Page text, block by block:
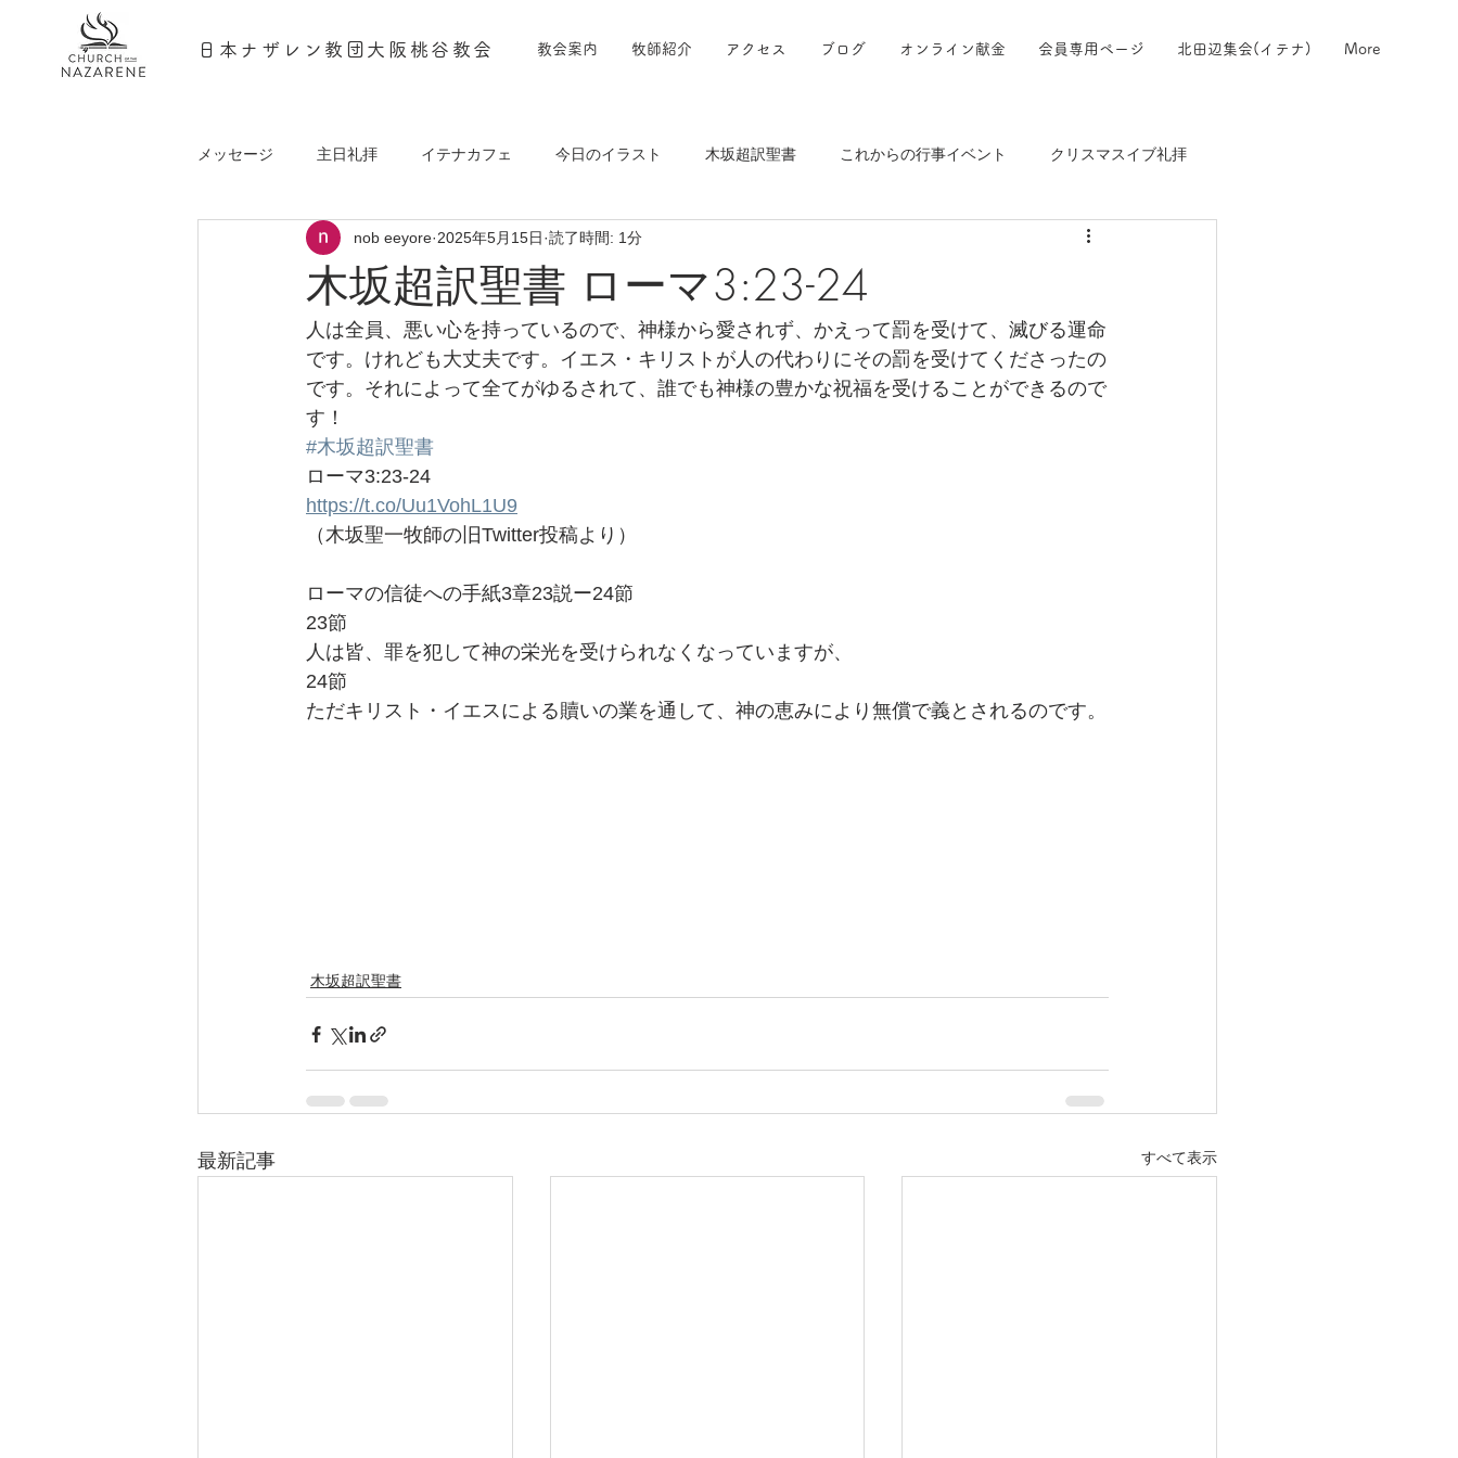
教会案内 牧師紹介 アクセス ブログ オンライン献金 会員専用ページ 北田辺集会(イテナ) More
日本ナザレン教団大阪桃谷教会
メッセージ 主日礼拝 イテナカフェ 今日のイラスト 木坂超訳聖書 これからの行事イベント クリスマスイブ礼拝
木坂超訳聖書 ローマ3:23-24
nob eeyore 2025年5月15日 読了時間: 1分
人は全員、悪い心を持っているので、神様から愛されず、かえって罰を受けて、滅びる運命
です。けれども大丈夫です。イエス・キリストが人の代わりにその罰を受けてくださったの
です。それによって全てがゆるされて、誰でも神様の豊かな祝福を受けることができるので
す！
#木坂超訳聖書
ローマ3:23-24
https://t.co/Uu1VohL1U9
（木坂聖一牧師の旧Twitter投稿より）
ローマの信徒への手紙3章23説ー24節
23節
人は皆、罪を犯して神の栄光を受けられなくなっていますが、
24節
ただキリスト・イエスによる贖いの業を通して、神の恵みにより無償で義とされるのです。
木坂超訳聖書
最新記事 すべて表示